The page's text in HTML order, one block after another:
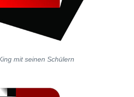
mit seinen Schülern